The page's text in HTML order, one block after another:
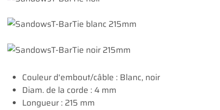
Couleur d'embout/câble : Blanc, noir
Diam. de la corde : 4 mm
Longueur : 215 mm